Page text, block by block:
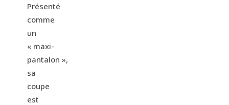
Présenté
comme
un
« maxi-
pantalon »,
sa
coupe
est